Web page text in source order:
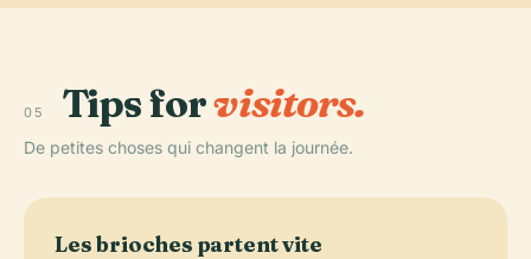
05 Tips forvisitors.
De petites choses qui changent la journée.
Les brioches partent vite